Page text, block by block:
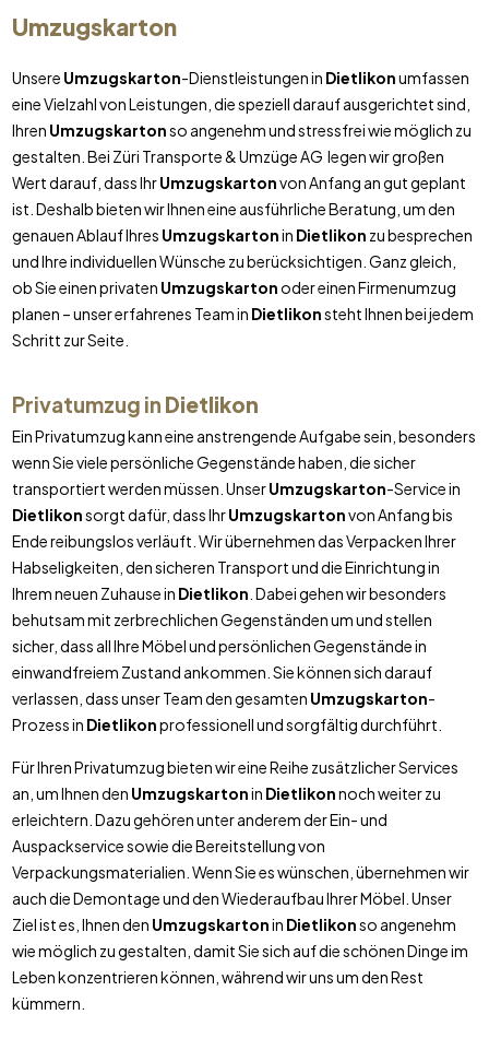
Umzugskarton
Unsere Umzugskarton-Dienstleistungen in Dietlikonumfassen
eine Vielzahl von Leistungen, die speziell darauf ausgerichtet sind,
Ihren Umzugskartonso angenehm und stressfrei wie möglich zu
gestalten. Bei Züri Transporte & Umzüge AG legen wir großen
Wert darauf, dass IhrUmzugskartonvon Anfang an gut geplant
ist. Deshalb bieten wir Ihnen eine ausführliche Beratung, um den
genauen Ablauf Ihres Umzugskartonin Dietlikon zu besprechen
und Ihre individuellen Wünsche zu berücksichtigen. Ganz gleich,
ob Sie einen privaten Umzugskartonoder einen Firmenumzug
planen – unser erfahrenes Team in Dietlikonsteht Ihnen bei jedem
Schritt zur Seite.
Privatumzug in Dietlikon
Ein Privatumzug kann eine anstrengende Aufgabe sein, besonders
wenn Sie viele persönliche Gegenstände haben, die sicher
transportiert werden müssen. UnserUmzugskarton-Service in
Dietlikonsorgt dafür, dass IhrUmzugskartonvon Anfang bis
Ende reibungslos verläuft. Wir übernehmen das Verpacken Ihrer
Habseligkeiten, den sicheren Transport und die Einrichtung in
Ihrem neuen Zuhause in Dietlikon . Dabei gehen wir besonders
behutsam mit zerbrechlichen Gegenständen um und stellen
sicher, dass all Ihre Möbel und persönlichen Gegenstände in
einwandfreiem Zustand ankommen. Sie können sich darauf
verlassen, dass unser Team den gesamten Umzugskarton-
Prozess in Dietlikonprofessionell und sorgfältig durchführt.
Für Ihren Privatumzug bieten wir eine Reihe zusätzlicher Services
an, um Ihnen den Umzugskartonin Dietlikonnoch weiter zu
erleichtern. Dazu gehören unter anderem der Ein- und
Auspackservice sowie die Bereitstellung von
Verpackungsmaterialien. Wenn Sie es wünschen, übernehmen wir
auch die Demontage und den Wiederaufbau Ihrer Möbel. Unser
Ziel ist es, Ihnen den Umzugskartonin Dietlikonso angenehm
wie möglich zu gestalten, damit Sie sich auf die schönen Dinge im
Leben konzentrieren können, während wir uns um den Rest
kümmern.